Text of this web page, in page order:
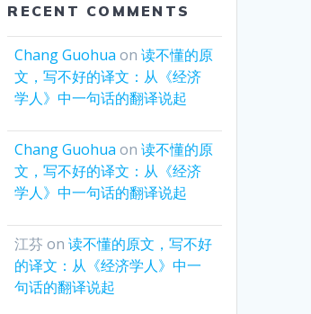
RECENT COMMENTS
Chang Guohua on读不懂的原
文，写不好的译文：从《经济
学人》中一句话的翻译说起
Chang Guohua on读不懂的原
文，写不好的译文：从《经济
学人》中一句话的翻译说起
江芬 on读不懂的原文，写不好
的译文：从《经济学人》中一
句话的翻译说起